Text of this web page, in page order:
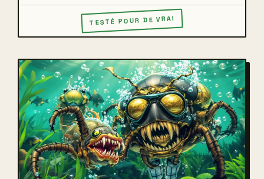
TESTÉ POUR DE VRAI